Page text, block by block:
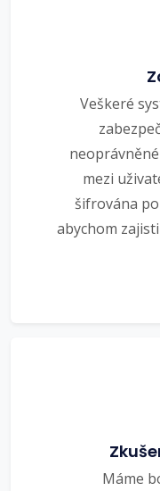
Veškeré
mezi
šifrována
abychom
Máme